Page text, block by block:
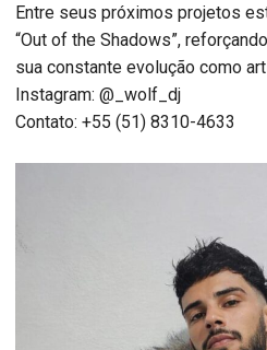
Entre seus próximos projetos
“Out of the Shadows”,
sua constante evolução como
Instagram: @_wolf_dj
Contato: +55 (51) 8310-4633